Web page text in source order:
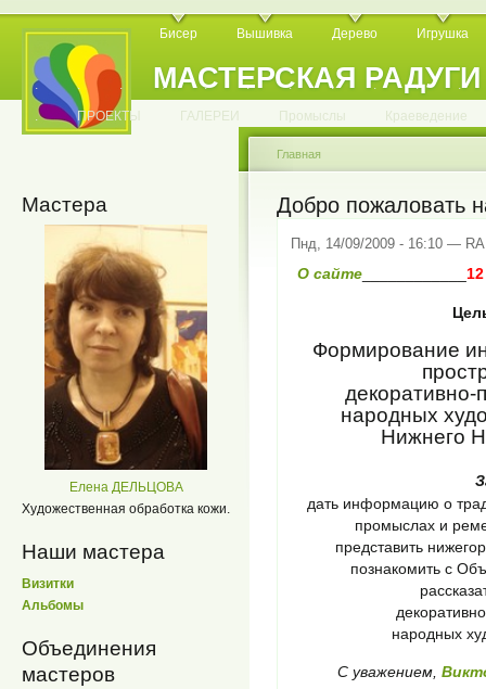
МАСТЕРСКАЯ РАДУГИ
Бисер Вышивка Дерево Игрушка
. . . . . . . . . . .
. ПРОЕКТЫ ГАЛЕРЕИ Промыслы Краеведение
Мастера
Елена ДЕЛЬЦОВА
Художественная обработка кожи.
Наши мастера
Визитки
Альбомы
Объединения
мастеров
Главная
Добро пожаловать
Пнд, 14/09/2009 - 16:10 —
О сайте
Формирование
декоративно-
народных
Нижнего
дать информацию о
промыслах и
представить
познакомить с
народных
С уважением,